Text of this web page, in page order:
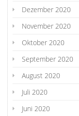
Dezember 2020
November 2020
Oktober 2020
September 2020
August 2020
Juli 2020
Juni 2020